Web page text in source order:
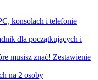
konsolach i telefonie
dla początkujących i
musisz znać! Zestawienie
na 2 osoby